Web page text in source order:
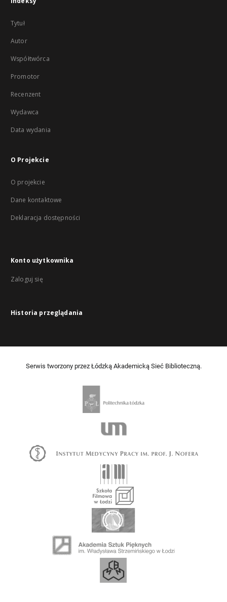
Tytuł
Autor
Współtwórca
Promotor
Recenzent
Wydawca
Data wydania
O Projekcie
O projekcie
Dane kontaktowe
Deklaracja dostępności
Konto użytkownika
Zaloguj się
Historia przeglądania
Serwis tworzony przez Łódzką Akademicką Sieć Biblioteczną.